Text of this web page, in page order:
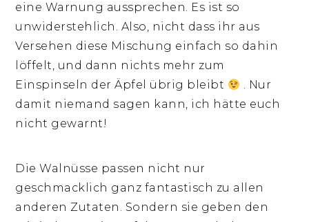
eine Warnung aussprechen. Es ist so
unwiderstehlich. Also, nicht dass ihr aus
Versehen diese Mischung einfach so dahin
löffelt, und dann nichts mehr zum
Einspinseln der Äpfel übrig bleibt
. Nur
damit niemand sagen kann, ich hätte euch
nicht gewarnt!
Die Walnüsse passen nicht nur
geschmacklich ganz fantastisch zu allen
anderen Zutaten. Sondern sie geben den